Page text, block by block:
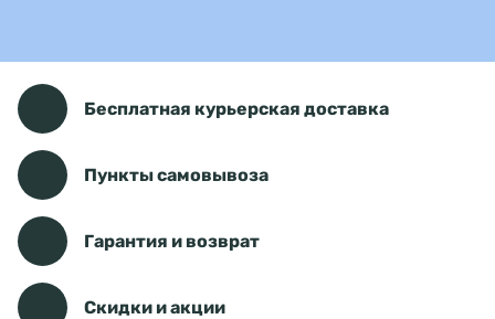
Бесплатная курьерская доставка
Пункты самовывоза
Гарантия и возврат
Скидки и акции